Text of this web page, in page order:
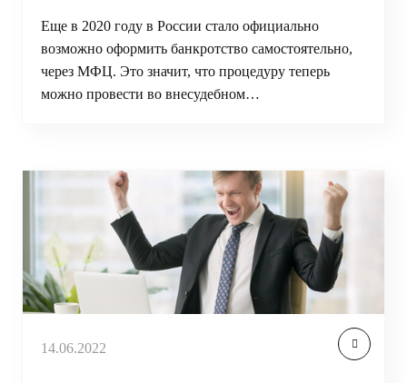
Еще в 2020 году в России стало официально
возможно оформить банкротство самостоятельно,
через МФЦ. Это значит, что процедуру теперь
можно провести во внесудебном…
14.06.2022